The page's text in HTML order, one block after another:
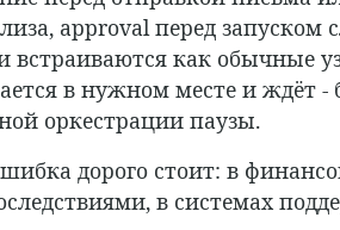
approval перед запуском
встраиваются как обычные
в нужном месте и ждёт -
оркестрации паузы.
дорого стоит: в
в системах